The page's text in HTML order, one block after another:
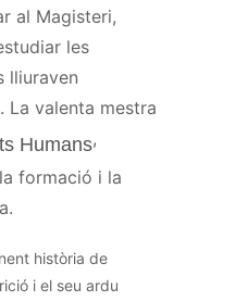
al Magisteri,
les
lliuraven
La valenta mestra
Humans,
formació i la
història de
i el seu ardu